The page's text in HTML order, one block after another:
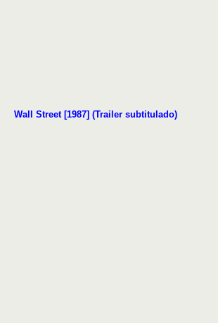
Wall Street [1987] (Trailer subtitulado)